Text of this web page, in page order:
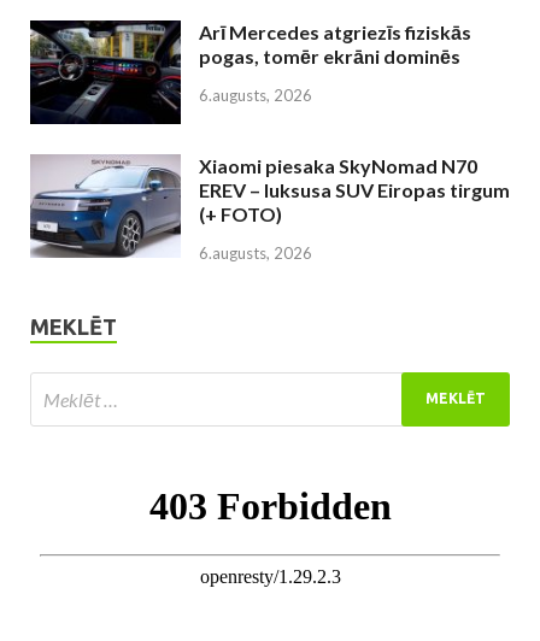
Arī Mercedes atgriezīs fiziskās
pogas, tomēr ekrāni dominēs
6.augusts, 2026
Xiaomi piesaka SkyNomad N70
EREV – luksusa SUV Eiropas tirgum
(+ FOTO)
6.augusts, 2026
MEKLĒT